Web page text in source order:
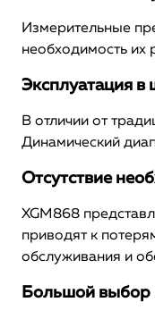
Измерительные
необходимость их
Эксплуатация в
В отличии от
Динамический
Отсутствие
XGM868
приводят к
обслуживания и
Большой выбор